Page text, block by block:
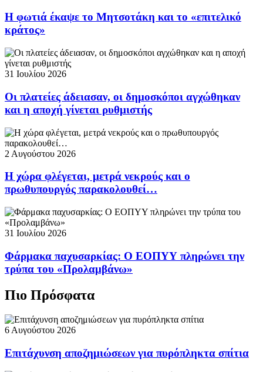
Η φωτιά έκαψε το Μητσοτάκη και το «επιτελικό
κράτος»
31 Ιουλίου 2026
Οι πλατείες άδειασαν, οι δημοσκόποι αγχώθηκαν
και η αποχή γίνεται ρυθμιστής
2 Αυγούστου 2026
Η χώρα φλέγεται, μετρά νεκρούς και ο
πρωθυπουργός παρακολουθεί…
31 Ιουλίου 2026
Φάρμακα παχυσαρκίας: Ο ΕΟΠΥΥ πληρώνει την
τρύπα του «Προλαμβάνω»
Πιο Πρόσφατα
6 Αυγούστου 2026
Επιτάχυνση αποζημιώσεων για πυρόπληκτα σπίτια